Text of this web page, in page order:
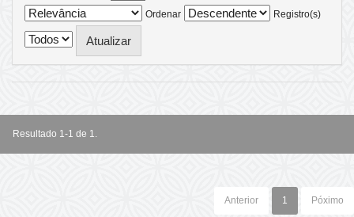
Ordenar
Registro(s)
Resultado 1-1 de 1.
Anterior 1 Póximo